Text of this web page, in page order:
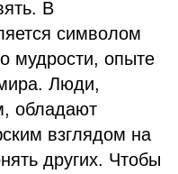
В
символом
мудрости, опыте
Люди,
обладают
взглядом на
других. Чтобы